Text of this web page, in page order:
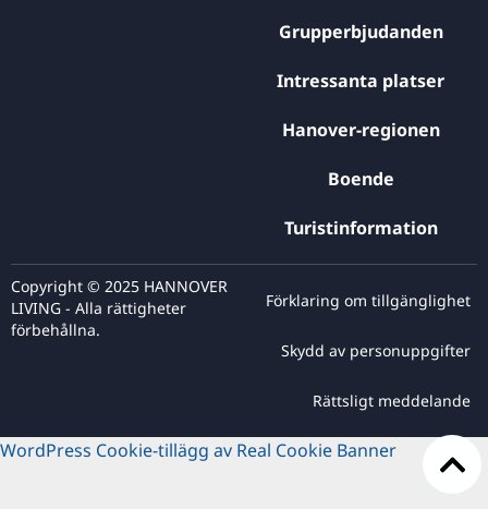
Grupperbjudanden
Intressanta platser
Hanover-regionen
Boende
Turistinformation
Copyright © 2025 HANNOVER
LIVING - Alla rättigheter
förbehållna.
Förklaring om tillgänglighet
Skydd av personuppgifter
Rättsligt meddelande
WordPress Cookie-tillägg av Real Cookie Banner